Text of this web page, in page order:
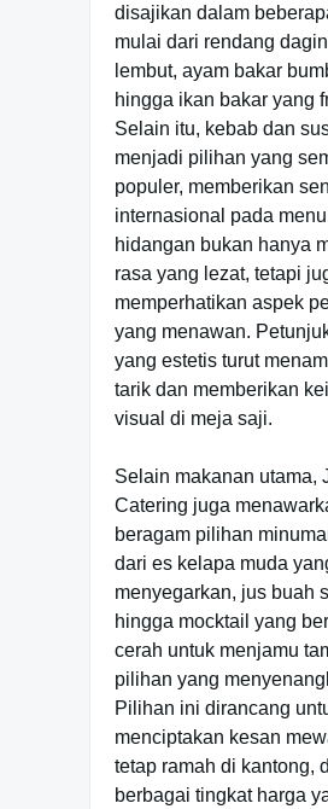
disajikan dalam
mulai dari rendang
lembut, ayam bakar
hingga ikan bakar yang
Selain itu, kebab dan
menjadi pilihan yang
populer, memberikan
internasional pada
hidangan bukan hanya
rasa yang lezat, tetapi
memperhatikan aspek
yang menawan.
yang estetis turut
tarik dan memberikan
visual di meja saji.
Selain makanan utama,
Catering juga
beragam pilihan
dari es kelapa muda
menyegarkan, jus buah
hingga mocktail yang
cerah untuk menjamu
pilihan yang
Pilihan ini dirancang
menciptakan kesan
tetap ramah di kantong,
berbagai tingkat harga